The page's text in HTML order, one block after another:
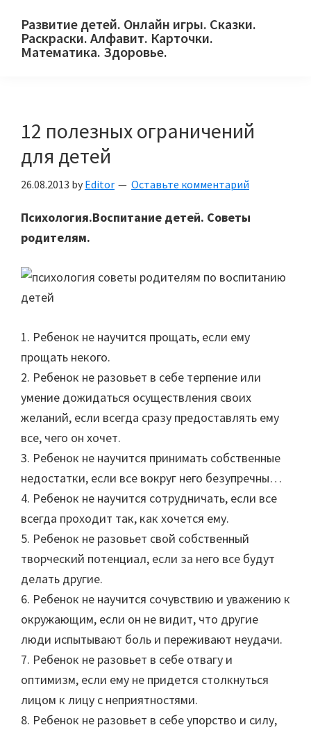
primary
main
primary
Развитие детей. Онлайн игры. Сказки.
Раскраски. Алфавит. Карточки.
Математика. Здоровье.
и
их
родителей.
12 полезных ограничений
для детей
26.08.2013 by Editor Оставьте комментарий
Психология.Воспитание детей. Советы
родителям.
1. Ребенок не научится прощать, если ему
прощать некого.
2. Ребенок не разовьет в себе терпение или
умение дожидаться осуществления своих
желаний, если всегда сразу предоставлять ему
все, чего он хочет.
3. Ребенок не научится принимать собственные
недостатки, если все вокруг него безупречны…
4. Ребенок не научится сотрудничать, если все
всегда проходит так, как хочется ему.
5. Ребенок не разовьет свой собственный
творческий потенциал, если за него все будут
делать другие.
6. Ребенок не научится сочувствию и уважению к
окружающим, если он не видит, что другие
люди испытывают боль и переживают неудачи.
7. Ребенок не разовьет в себе отвагу и
оптимизм, если ему не придется столкнуться
лицом к лицу с неприятностями.
8. Ребенок не разовьет в себе упорство и силу,